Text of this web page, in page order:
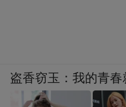
盗香窃玉：我的青春